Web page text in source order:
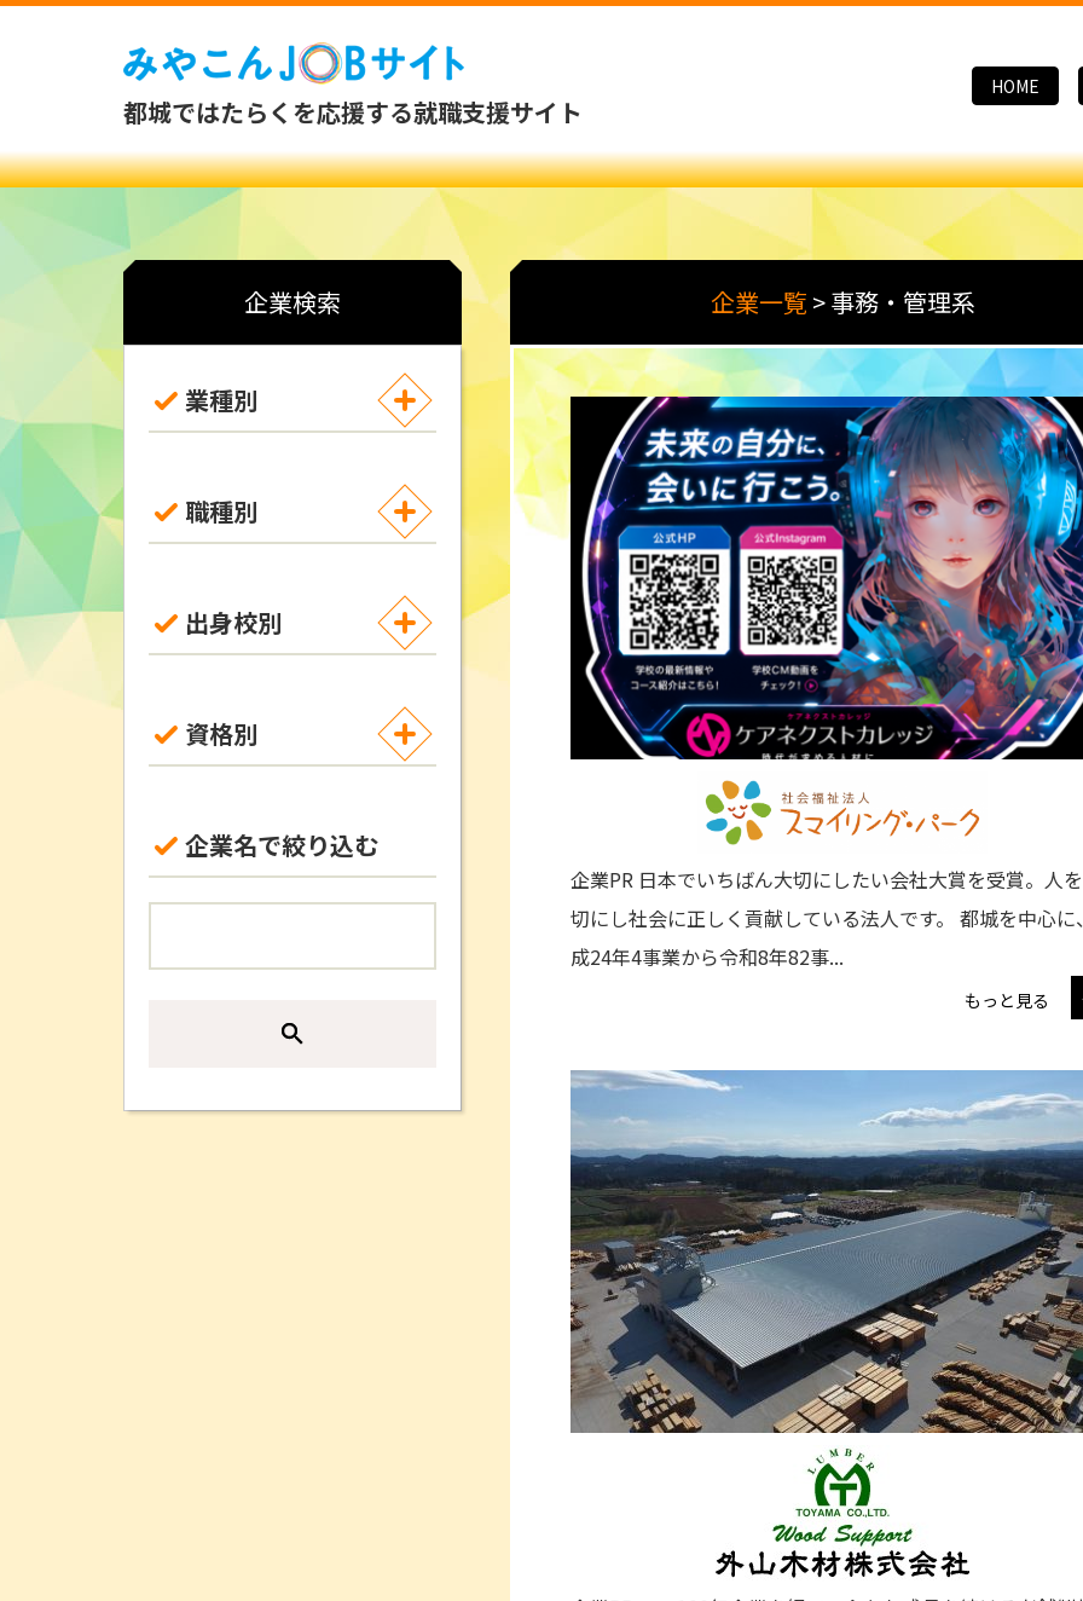
都城ではたらくを応援する就職支援サイト
HOME
企業検索
業種別
職種別
出身校別
資格別
企業名で絞り込む
企業一覧 >事務・管理系
企業PR 日本でいちばん大切にしたい会社大賞を受賞。人
切にし社会に正しく貢献している法人です。 都城を中心に
成24年4事業から令和8年82事...
もっと見る